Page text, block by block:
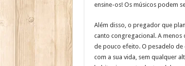
ensine-os! Os músicos podem
Além disso, o pregador que
canto congregacional. A
de pouco efeito. O pesadelo
com a sua vida, sem qualquer